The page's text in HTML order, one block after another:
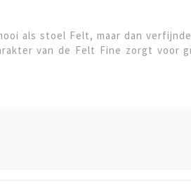
als stoel Felt, maar dan
van de Felt Fine zorgt voor